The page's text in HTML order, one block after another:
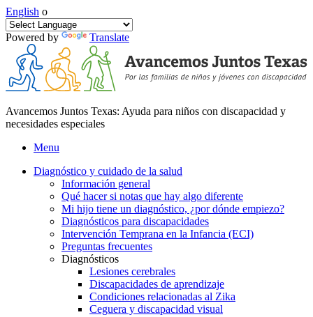
English o
Powered by Translate
Avancemos Juntos Texas: Ayuda para niños con discapacidad y
necesidades especiales
Menu
Diagnóstico y cuidado de la salud
Información general
Qué hacer si notas que hay algo diferente
Mi hijo tiene un diagnóstico, ¿por dónde empiezo?
Diagnósticos para discapacidades
Intervención Temprana en la Infancia (ECI)
Preguntas frecuentes
Diagnósticos
Lesiones cerebrales
Discapacidades de aprendizaje
Condiciones relacionadas al Zika
Ceguera y discapacidad visual